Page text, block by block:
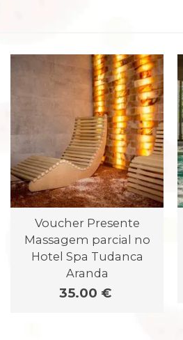
Voucher Presente
Massagem parcial no
Hotel Spa Tudanca
Aranda
35.00 €